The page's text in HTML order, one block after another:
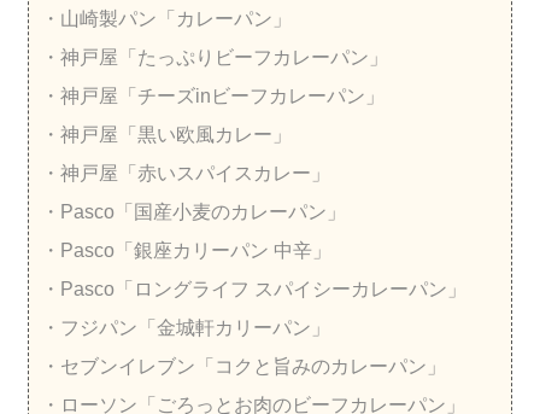
・山崎製パン「カレーパン」
・神戸屋「たっぷりビーフカレーパン」
・神戸屋「チーズinビーフカレーパン」
・神戸屋「黒い欧風カレー」
・神戸屋「赤いスパイスカレー」
・Pasco「国産小麦のカレーパン」
・Pasco「銀座カリーパン 中辛」
・Pasco「ロングライフ スパイシーカレーパン」
・フジパン「金城軒カリーパン」
・セブンイレブン「コクと旨みのカレーパン」
・ローソン「ごろっとお肉のビーフカレーパン」